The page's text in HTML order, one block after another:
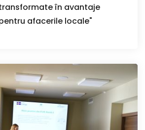
în avantaje
afacerile locale"